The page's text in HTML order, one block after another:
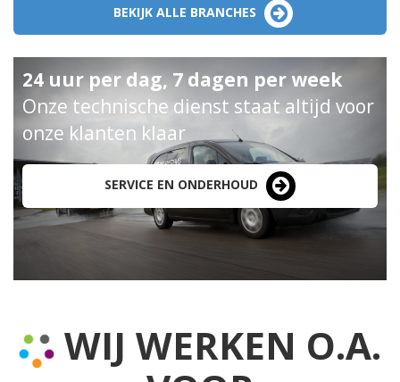
BEKIJK ALLE BRANCHES
24 uur per dag, 7 dagen per week
Onze technische dienst staat altijd voor
onze klanten klaar
SERVICE EN ONDERHOUD
WIJ WERKEN O.A.